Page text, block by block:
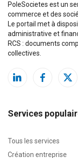
PoleSocietes est un
commerce et des
Le portail met à
administrative et
RCS : documents
collectives.
Services
Tous les services
Création entreprise